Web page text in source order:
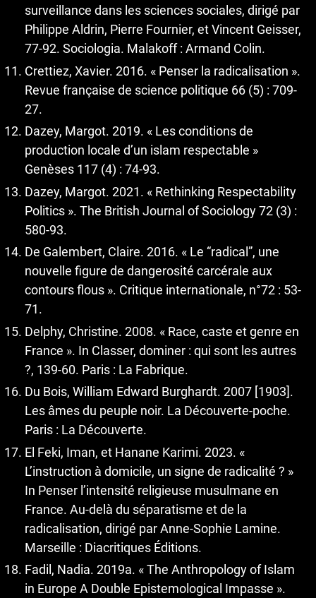
surveillance dans les sciences sociales, dirigé par
Philippe Aldrin, Pierre Fournier, et Vincent Geisser,
77-92. Sociologia. Malakoff : Armand Colin.
Crettiez, Xavier. 2016. « Penser la radicalisation ».
Revue française de science politique 66 (5) : 709-
27.
Dazey, Margot. 2019. « Les conditions de
production locale d’un islam respectable »
Genèses 117 (4) : 74-93.
Dazey, Margot. 2021. « Rethinking Respectability
Politics ». The British Journal of Sociology 72 (3) :
580-93.
De Galembert, Claire. 2016. « Le “radical”, une
nouvelle figure de dangerosité carcérale aux
contours flous ». Critique internationale, n°72 : 53-
71.
Delphy, Christine. 2008. « Race, caste et genre en
France ». In Classer, dominer : qui sont les autres
?, 139-60. Paris : La Fabrique.
Du Bois, William Edward Burghardt. 2007 [1903].
Les âmes du peuple noir. La Découverte-poche.
Paris : La Découverte.
El Feki, Iman, et Hanane Karimi. 2023. «
L’instruction à domicile, un signe de radicalité ? »
In Penser l’intensité religieuse musulmane en
France. Au-delà du séparatisme et de la
radicalisation, dirigé par Anne-Sophie Lamine.
Marseille : Diacritiques Éditions.
Fadil, Nadia. 2019a. « The Anthropology of Islam
in Europe A Double Epistemological Impasse ».